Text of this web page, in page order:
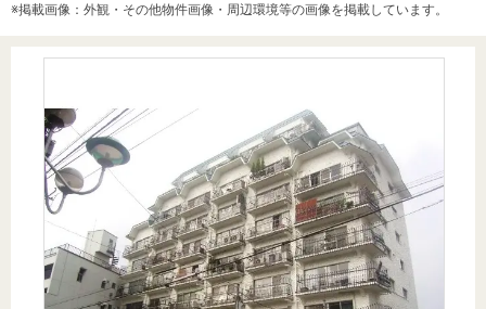
を探
資
用
を
探
す
用物
件を
探す
取り
金額
売却向け
サービス
周辺相場
検索
住まい1プ
ラス（お
役立ちコ
図
リリース
会社案内
（電子ブ
ック版）
会員ページ
※掲載画像：外観・その他物件画像・周辺環境等の画像を掲載しています。